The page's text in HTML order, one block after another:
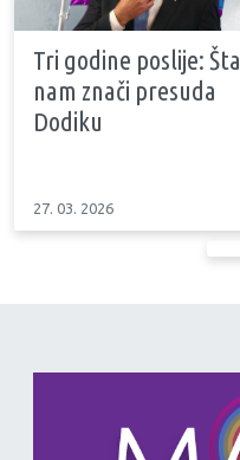
Tri godine poslije: Šta
nam znači presuda
Dodiku
27. 03. 2026